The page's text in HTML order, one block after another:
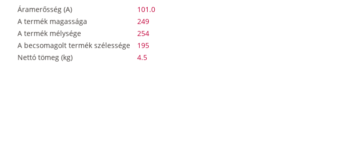
Áramerősség (A)
101.0
A termék magassága
249
A termék mélysége
254
A becsomagolt termék szélessége
195
Nettó tömeg (kg)
4.5